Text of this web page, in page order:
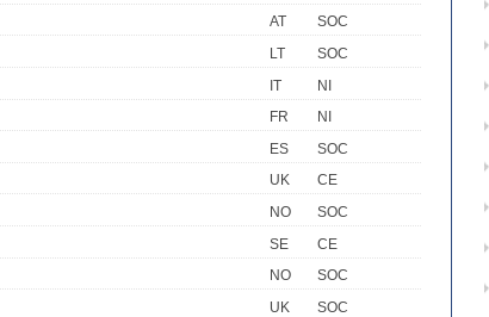
AT
SOC
LT
SOC
IT
NI
FR
NI
ES
SOC
UK
CE
NO
SOC
SE
CE
NO
SOC
UK
SOC